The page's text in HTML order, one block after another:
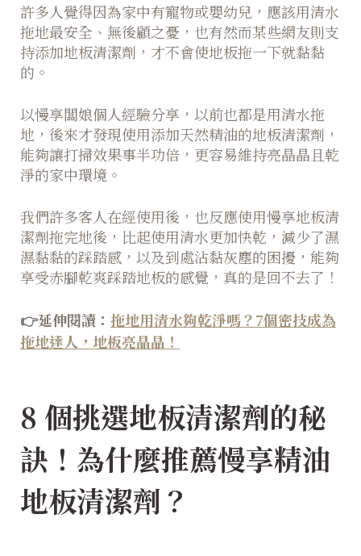
許多人覺得因為家中有寵物或嬰幼兒，應該用清水
拖地最安全、無後顧之憂，也有然而某些網友則支
持添加地板清潔劑，才不會使地板拖一下就黏黏
的。
以慢享闆娘個人經驗分享，以前也都是用清水拖
地，後來才發現使用添加天然精油的地板清潔劑，
能夠讓打掃效果事半功倍，更容易維持亮晶晶且乾
淨的家中環境。
我們許多客人在經使用後，也反應使用慢享地板清
潔劑拖完地後，比起使用清水更加快乾，減少了濕
濕黏黏的踩踏感，以及到處沾黏灰塵的困擾，能夠
享受赤腳乾爽踩踏地板的感覺，真的是回不去了！
👉延伸閱讀： 拖地用清水夠乾淨嗎？7個密技成為
拖地達人，地板亮晶晶！
8 個挑選地板清潔劑的秘
訣！為什麼推薦慢享精油
地板清潔劑 ？